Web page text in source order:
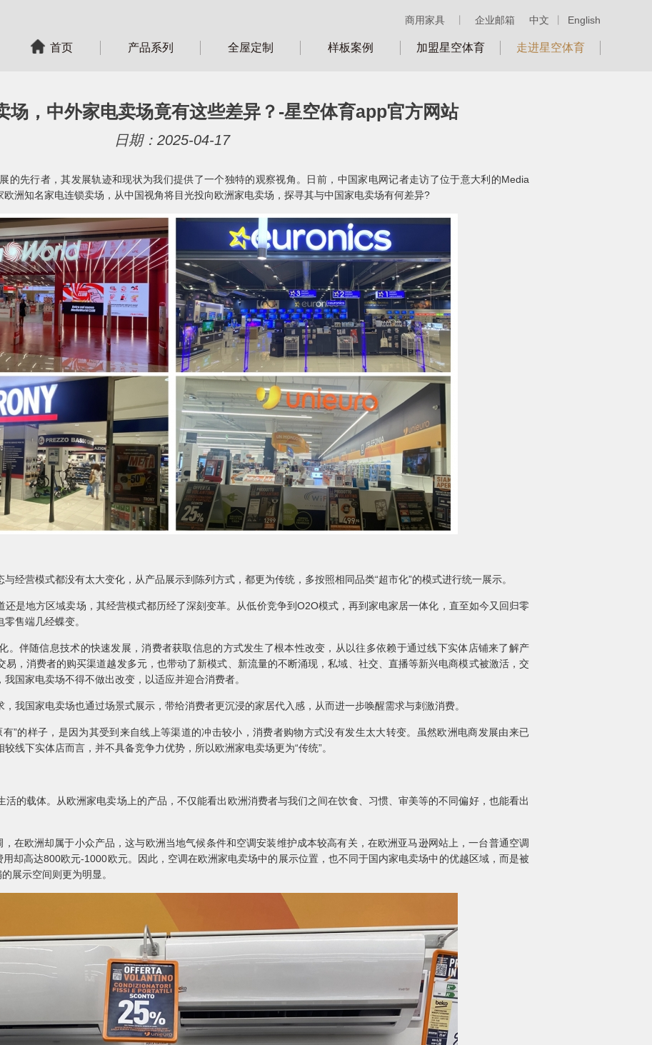
中文 English
商用家具 企业邮箱
首页 产品系列 全屋定制 样板案例 加盟星空体育 走进星空体育
场，中外家电卖场竟有这些差异？-星空体育app官方网站
日期：2025-04-17
先行者，其发展轨迹和现状为我们提供了一个独特的观察视角。日前，中国家电网记者走访了位于意大利的Media
洲知名家电连锁卖场，从中国视角将目光投向欧洲家电卖场，探寻其与中国家电卖场有何差异?
营模式都没有太大变化，从产品展示到陈列方式，都更为传统，多按照相同品类“超市化”的模式进行统一展示。
地方区域卖场，其经营模式都历经了深刻变革。从低价竞争到O2O模式，再到家电家居一体化，直至如今又回归零
售端几经蝶变。
伴随信息技术的快速发展，消费者获取信息的方式发生了根本性改变，从以往多依赖于通过线下实体店铺来了解产
，消费者的购买渠道越发多元，也带动了新模式、新流量的不断涌现，私域、社交、直播等新兴电商模式被激活，交
国家电卖场不得不做出改变，以适应并迎合消费者。
国家电卖场也通过场景式展示，带给消费者更沉浸的家居代入感，从而进一步唤醒需求与刺激消费。
的样子，是因为其受到来自线上等渠道的冲击较小，消费者购物方式没有发生太大转变。虽然欧洲电商发展由来已
线下实体店而言，并不具备竞争力优势，所以欧洲家电卖场更为“传统”。
载体。从欧洲家电卖场上的产品，不仅能看出欧洲消费者与我们之间在饮食、习惯、审美等的不同偏好，也能看出
欧洲却属于小众产品，这与欧洲当地气候条件和空调安装维护成本较高有关，在欧洲亚马逊网站上，一台普通空调
却高达800欧元-1000欧元。因此，空调在欧洲家电卖场中的展示位置，也不同于国内家电卖场中的优越区域，而是被
展示空间则更为明显。